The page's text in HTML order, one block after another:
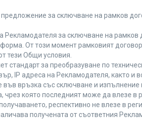
за сключване на рамков
за сключване на рамков
От този момент рамковият
тези Общи условия.
стандарт за преобразуване по
IP адреса на Рекламодателя, както и
връзка със сключване и изпълнение
която последният може да влезе в
респективно не влезе в
получената от съответния